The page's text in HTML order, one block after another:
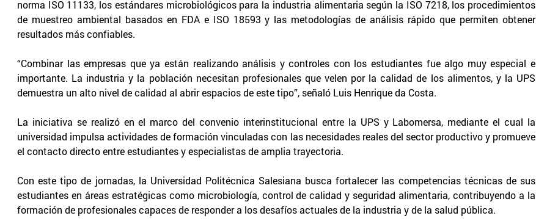
norma ISO 11133, los estándares microbiológicos para la industria alimentaria según la ISO 7218, los procedimientos
de muestreo ambiental basados en FDA e ISO 18593 y las metodologías de análisis rápido que permiten obtener
resultados más confiables.
“Combinar las empresas que ya están realizando análisis y controles con los estudiantes fue algo muy especial e
importante. La industria y la población necesitan profesionales que velen por la calidad de los alimentos, y la UPS
demuestra un alto nivel de calidad al abrir espacios de este tipo”, señaló Luis Henrique da Costa.
La iniciativa se realizó en el marco del convenio interinstitucional entre la UPS y Labomersa, mediante el cual la
universidad impulsa actividades de formación vinculadas con las necesidades reales del sector productivo y promueve
el contacto directo entre estudiantes y especialistas de amplia trayectoria.
Con este tipo de jornadas, la Universidad Politécnica Salesiana busca fortalecer las competencias técnicas de sus
estudiantes en áreas estratégicas como microbiología, control de calidad y seguridad alimentaria, contribuyendo a la
formación de profesionales capaces de responder a los desafíos actuales de la industria y de la salud pública.